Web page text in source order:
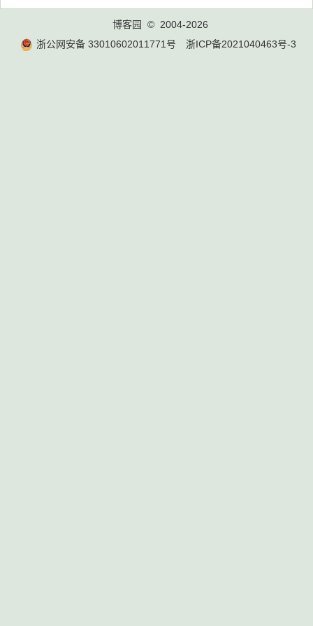
博客园
© 2004-2026
浙公网安备 33010602011771号
浙ICP备2021040463号-3